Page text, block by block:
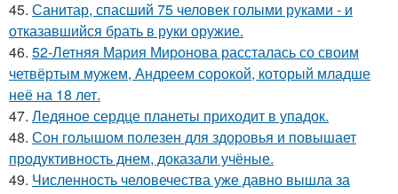
45. Санитар, спасший 75 человек голыми руками - и
отказавшийся брать в руки оружие.
46. 52-Летняя Мария Миронова рассталась со своим
четвёртым мужем, Андреем сорокой, который младше
неё на 18 лет.
47. Ледяное сердце планеты приходит в упадок.
48. Сон голышом полезен для здоровья и повышает
продуктивность днем, доказали учёные.
49. Численность человечества уже давно вышла за